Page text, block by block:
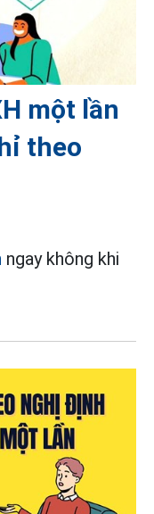
một lần
theo
ngay không khi